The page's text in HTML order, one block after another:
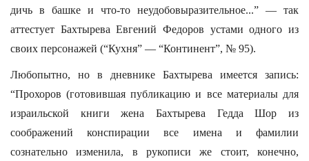
дичь в башке и что-то неудобовыразительное...” — так
аттестует Бахтырева Евгений Федоров устами одного из
своих персонажей (“Кухня” — “Континент”, № 95).
Любопытно, но в дневнике Бахтырева имеется запись:
“Прохоров (готовившая публикацию и все материалы для
израильской книги жена Бахтырева Гедда Шор из
соображений конспирации все имена и фамилии
сознательно изменила, в рукописи же стоит, конечно,